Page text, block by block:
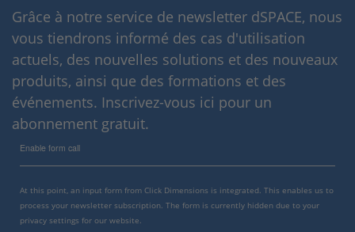
Grâce à notre service de newsletter dSPACE, nous
vous tiendrons informé des cas d'utilisation
actuels, des nouvelles solutions et des nouveaux
produits, ainsi que des formations et des
événements. Inscrivez-vous ici pour un
abonnement gratuit.
Enable form call
At this point, an input form from Click Dimensions is integrated. This enables us to
process your newsletter subscription. The form is currently hidden due to your
privacy settings for our website.